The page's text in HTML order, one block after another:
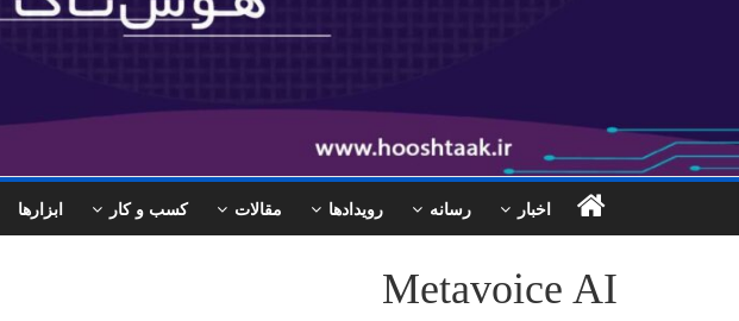
اخبار رسانه رویدادها مقالات کسب و کار ابزارها
Metavoice AI